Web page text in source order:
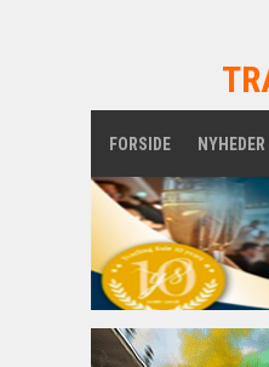
FORSIDE NYHEDER